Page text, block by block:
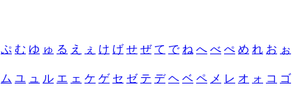
ぷ む ゆ ゅ る え ぇ け げ せ ぜ て で ね へ べ ぺ め れ お ぉ
ム ユ ュ ル エ ェ ケ ゲ セ ゼ テ デ ヘ ベ ペ メ レ オ ォ コ ゴ